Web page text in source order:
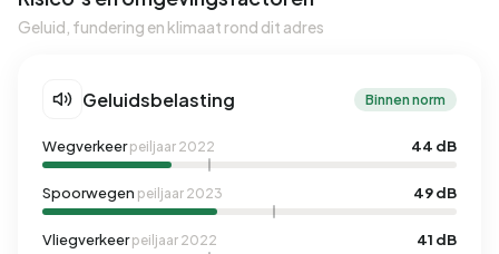
Geluid, fundering en klimaat rond dit adres
Geluidsbelasting Binnen norm
Wegverkeerpeiljaar 2022 44 dB
Spoorwegen peiljaar 2023 49 dB
Vliegverkeerpeiljaar 2022 41 dB